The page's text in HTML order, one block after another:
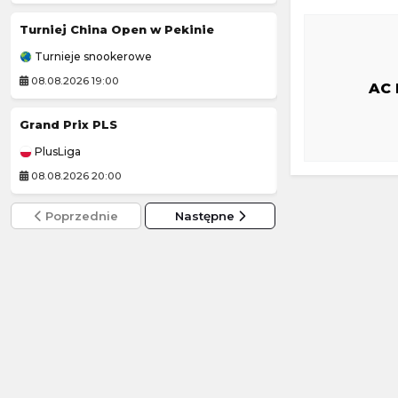
Turniej China Open w Pekinie
Turnieje snookerowe
08.08.2026 19:00
Grand Prix PLS
PlusLiga
08.08.2026 20:00
08.08.2026 14:00
08.08.2026 14:00
Poprzednie Następne
AC